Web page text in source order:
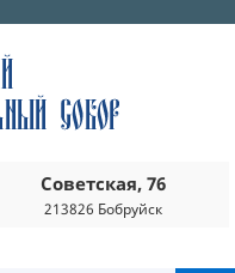
Советская, 76
213826 Бобруйск